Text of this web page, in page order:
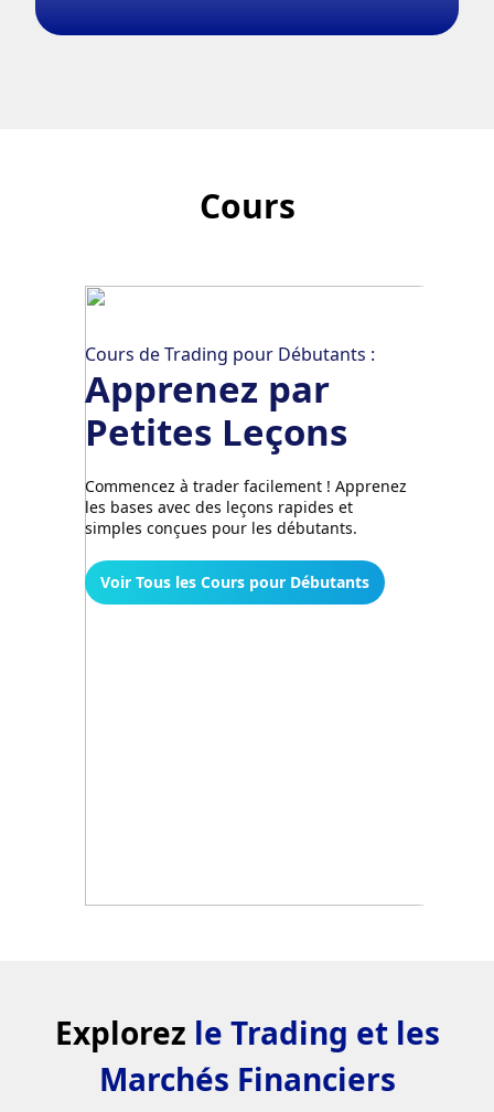
Cours
Cours de Trading pour Débutants :
Apprenez par
Petites Leçons
Commencez à trader facilement ! Apprenez
les bases avec des leçons rapides et
simples conçues pour les débutants.
Voir Tous les Cours pour Débutants
Explorez le Trading et les
Marchés Financiers